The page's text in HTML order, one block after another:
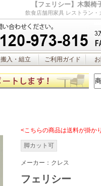
【フェリシー】木製
飲食店舗用家具 レストラン
搬入・組立 ご利用ガイド
<こちらの商品は送料が掛か
脚カット可
メーカー： クレス
フェリシー